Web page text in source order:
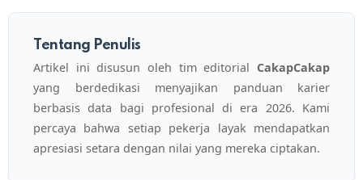
Tentang Penulis
Artikel ini disusun oleh tim editorial CakapCakap
yang berdedikasi menyajikan panduan karier
berbasis data bagi profesional di era 2026. Kami
percaya bahwa setiap pekerja layak mendapatkan
apresiasi setara dengan nilai yang mereka ciptakan.